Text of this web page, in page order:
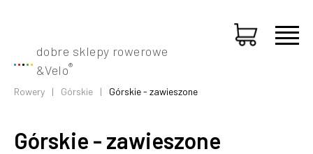
dobre sklepy rowerowe
&Velo®
Rowery Górskie Górskie - zawieszone
Górskie - zawieszone